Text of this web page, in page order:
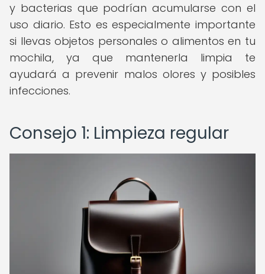
y bacterias que podrían acumularse con el
uso diario. Esto es especialmente importante
si llevas objetos personales o alimentos en tu
mochila, ya que mantenerla limpia te
ayudará a prevenir malos olores y posibles
infecciones.
Consejo 1: Limpieza regular